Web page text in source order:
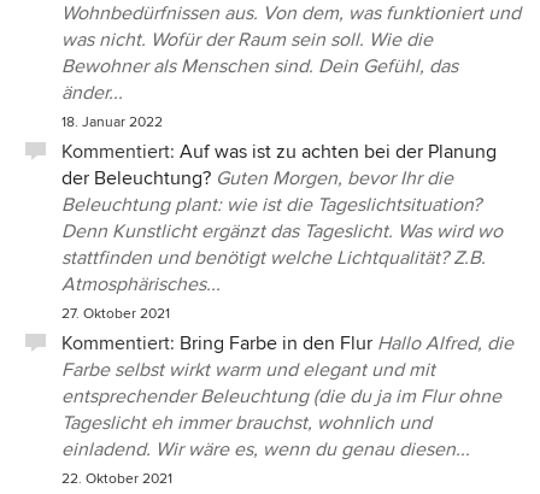
Wohnbedürfnissen aus. Von dem, was funktioniert und
was nicht. Wofür der Raum sein soll. Wie die
Bewohner als Menschen sind. Dein Gefühl, das
änder...
18. Januar 2022
Kommentiert: Auf was ist zu achten bei der Planung
der Beleuchtung? Guten Morgen, bevor Ihr die
Beleuchtung plant: wie ist die Tageslichtsituation?
Denn Kunstlicht ergänzt das Tageslicht. Was wird wo
stattfinden und benötigt welche Lichtqualität? Z.B.
Atmosphärisches...
27. Oktober 2021
Kommentiert: Bring Farbe in den Flur Hallo Alfred, die
Farbe selbst wirkt warm und elegant und mit
entsprechender Beleuchtung (die du ja im Flur ohne
Tageslicht eh immer brauchst, wohnlich und
einladend. Wir wäre es, wenn du genau diesen...
22. Oktober 2021